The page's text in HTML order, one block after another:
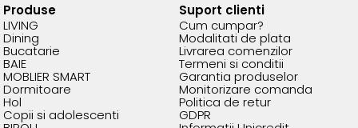
Produse
LIVING
Dining
Bucatarie
BAIE
MOBLIER SMART
Dormitoare
Hol
Copii si adolescenti
Suport clienti
Cum cumpar?
Modalitati de plata
Livrarea comenzilor
Termeni si conditii
Garantia produselor
Monitorizare comanda
Politica de retur
GDPR